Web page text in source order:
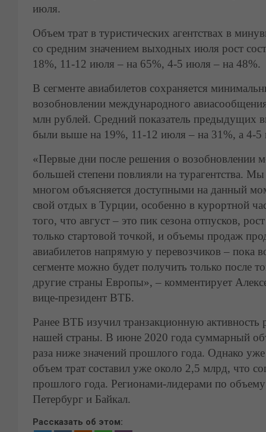
июля.
Объем трат в туристических агентствах в
со средним значением выходных июля рост
18%, 11-12 июля – на 65%, 4-5 июля – на 48%.
В сегменте авиабилетов сохраняется
возобновлении международного
млн рублей. Средний показатель
были выше на 19%, 11-12 июля – на 31%, а 4-5
«Первые дни после решения о возобновлении
большей степени повлияли на турагентства.
многом объясняется доступными на данный
свой отдых в Турции, особенно в курортной
того, что август – это пик сезона отпусков,
только стартовой точкой, и объемы продаж
авиабилетов напрямую у перевозчиков – пока
сегменте можно будет получить только после
другие страны Европы», – комментирует
вице-президент ВТБ.
Ранее ВТБ изучил транзакционную активность
нашей страны. В июне 2020 года суммарный
раза ниже значений прошлого года. Однако
объем трат составил уже около 2,5 млрд, что
прошлого года. Регионами-лидерами по
Петербург и Байкал.
Рассказать об этом: